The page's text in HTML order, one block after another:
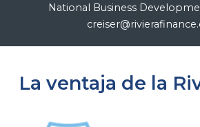
National Business
La ventaja de la